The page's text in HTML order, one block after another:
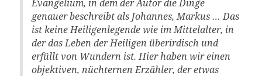
Evangelium, in dem der Autor die Dinge
genauer beschreibt als Johannes, Markus … Das
ist keine Heiligenlegende wie im Mittelalter, in
der das Leben der Heiligen überirdisch und
erfüllt von Wundern ist. Hier haben wir einen
objektiven, nüchternen Erzähler, der etwas